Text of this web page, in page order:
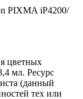
PIXMA iP4200/
цветных
мл. Ресурс
(данный
тех или